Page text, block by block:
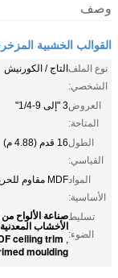
وصف
القوالب الخشبية
نوع الملف
الشخصي:
التاج / الكورنيش
العروض
المتاحة:
3 "إلى 9-1/4"
الطول
القياسي:
16 قدم (4.88 م)
المواد
الأساسية:
MDF مقاوم للحريق
تسليط
الضوء:
صناعة الألواح
الأخشاب المعدنية
,
ceiling trim
moulding